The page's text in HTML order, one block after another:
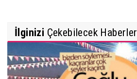
İlginizi Çekebilecek Haberler